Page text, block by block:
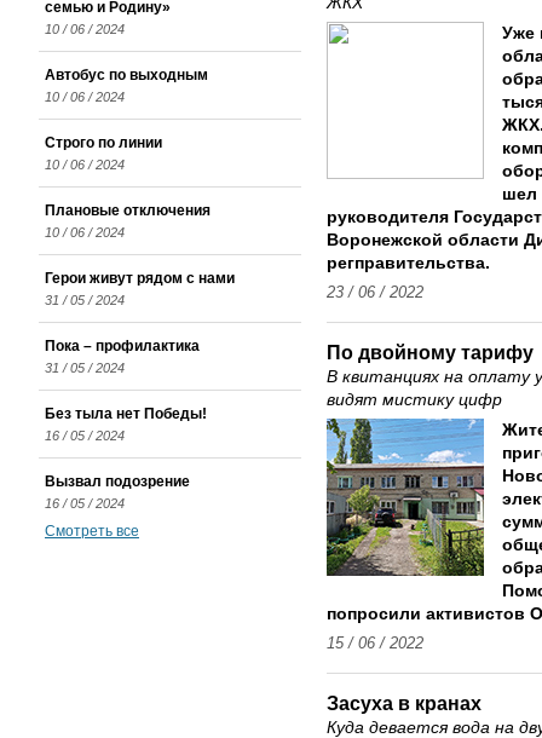
Уже
шел
руководителя
Воронежской области
регправительства.
23 / 06 / 2022
По двойному тарифу
В квитанциях на
видят мистику цифр
попросили активистов
15 / 06 / 2022
Засуха в кранах
Куда девается вода на
семью и Родину»
10 / 06 / 2024
Автобус по выходным
10 / 06 / 2024
Строго по линии
10 / 06 / 2024
Плановые отключения
10 / 06 / 2024
Герои живут рядом с нами
31 / 05 / 2024
Пока – профилактика
31 / 05 / 2024
Без тыла нет Победы!
16 / 05 / 2024
Вызвал подозрение
16 / 05 / 2024
Смотреть все